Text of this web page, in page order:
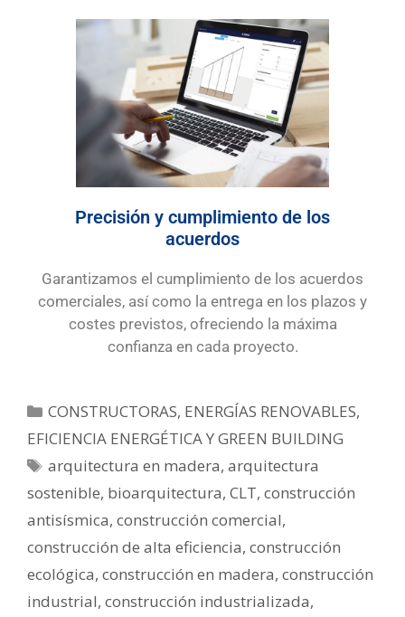
Precisión y cumplimiento de los
acuerdos
Garantizamos el cumplimiento de los acuerdos
comerciales, así como la entrega en los plazos y
costes previstos, ofreciendo la máxima
confianza en cada proyecto.
CONSTRUCTORAS, ENERGÍAS RENOVABLES,
EFICIENCIA ENERGÉTICA Y GREEN BUILDING
arquitectura en madera,arquitectura
sostenible, bioarquitectura, CLT, construcción
antisísmica, construcción comercial,
construcción de alta eficiencia, construcción
ecológica, construcción en madera, construcción
industrial, construcción industrializada,